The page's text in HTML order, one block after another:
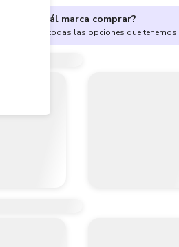
sabes cuál marca comprar?
aquí todas las opciones que tenemos